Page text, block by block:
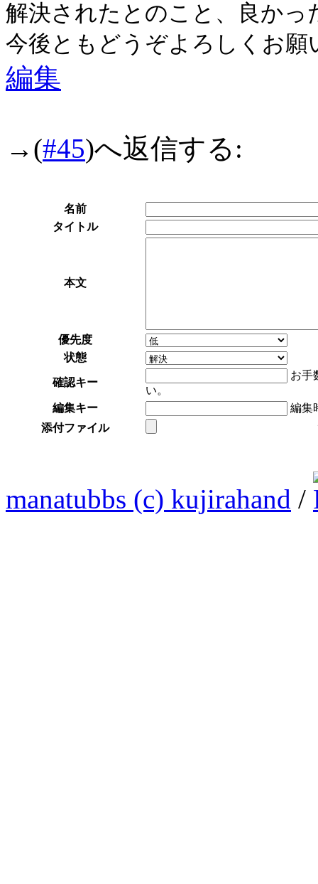
解決されたとのこと、良かっ
今後ともどうぞよろしくお願
編集
→ (#45)へ返信する:
名前
タイトル
本文
優先度
状態
確認キー
お手
い。
編集キー
編集
添付ファイル
manatubbs (c) kujirahand /